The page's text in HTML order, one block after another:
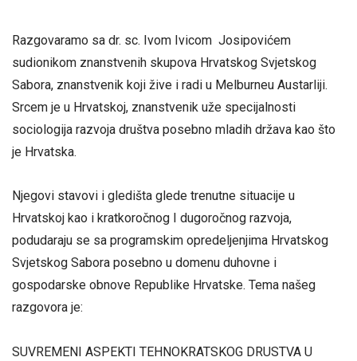
Razgovaramo sa dr. sc. Ivom Ivicom Josipovićem
sudionikom znanstvenih skupova Hrvatskog Svjetskog
Sabora, znanstvenik koji žive i radi u Melburneu Austarliji.
Srcem je u Hrvatskoj, znanstvenik uže specijalnosti
sociologija razvoja društva posebno mladih država kao što
je Hrvatska.
Njegovi stavovi i gledišta glede trenutne situacije u
Hrvatskoj kao i kratkoročnog I dugoročnog razvoja,
podudaraju se sa programskim opredeljenjima Hrvatskog
Svjetskog Sabora posebno u domenu duhovne i
gospodarske obnove Republike Hrvatske. Tema našeg
razgovora je:
SUVREMENI ASPEKTI TEHNOKRATSKOG DRUSTVA U